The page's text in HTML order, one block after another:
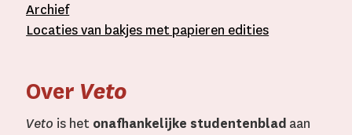
Archief
Locaties van bakjes metpapieren edities
Over Veto
Veto is het onafhankelijke studentenblad aan